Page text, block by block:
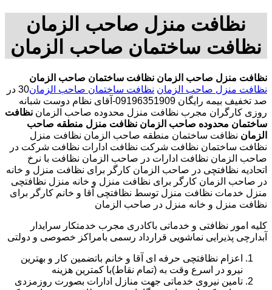
نظافت منزل صاحب الزمان
نظافت ساختمان صاحب الزمان
نظافت منزل صاحب الزمان نظافت ساختمان صاحب الزمان
نظافت منزل صاحب الزمان نظافت ساختمان صاحب الزمان
30 در
صد تخفیف بیمه رایگان 09196351909-آقای نظام دوست شبانه
روزی کارگران مجرب نظافت منزل محدوده صاحب الزمان نظافت
ساختمان محدوده صاحب الزمان نظافت منزل منطقه صاحب
الزمان نظافت ساختمان منطقه صاحب الزمان نظافت منزل
نظافت ساختمان نظافت شرکت نظافت ادارات نظافت شرکت در
صاحب الزمان نظافت ادارات در صاحب الزمان نظافت با نرخ
اتحادیه نظافتچی در صاحب الزمان کارگر برای نظافت منزل و خانه
در صاحب الزمان کارگر برای نظافت منزل و خانه منزل نظافتچی
منزل خدمات نظافت منزل توسط نظافتچی آقا و خانم کارگر برای
نظافت منزل و خانه منزل در صاحب الزمان
کلیه امور نظافتی و خدماتی باکادری مجرب خدمتکار سرایدار
آبدارچی پذیرایی نماشویی قرارداد رسمی بامراکز خصوصی و دولتی
اعزام نظافتچی حرفه ای آقا و خانم باتضمین کار و بهترین
نیرو در اسرع وقت به (تمام نقاط)با کمترین هزینه
تامین نیروی خدماتی جهت منازل ادارات بصورت روزمزدی